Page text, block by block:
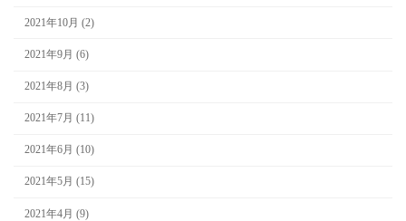
2021年10月 (2)
2021年9月 (6)
2021年8月 (3)
2021年7月 (11)
2021年6月 (10)
2021年5月 (15)
2021年4月 (9)